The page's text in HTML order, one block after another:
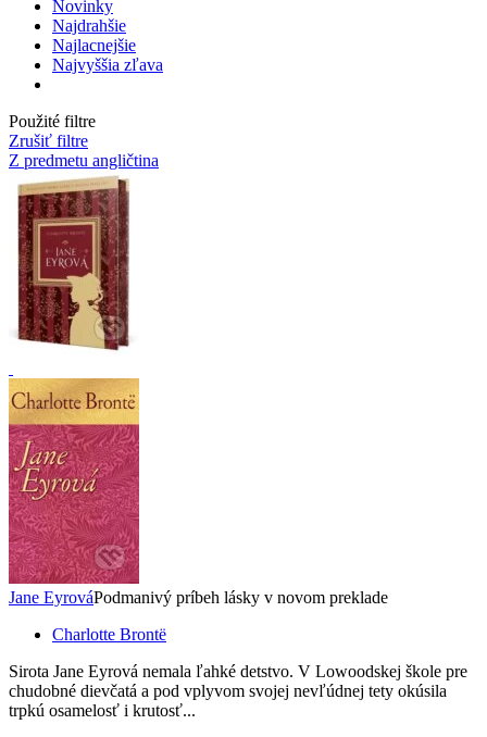
Novinky
Najdrahšie
Najlacnejšie
Najvyššia zľava
Použité filtre
Zrušiť filtre
Z predmetu angličtina
Jane EyrováPodmanivý príbeh lásky v novom preklade
Charlotte Brontë
Sirota Jane Eyrová nemala ľahké detstvo. V Lowoodskej škole pre
chudobné dievčatá a pod vplyvom svojej nevľúdnej tety okúsila
trpkú osamelosť i krutosť...